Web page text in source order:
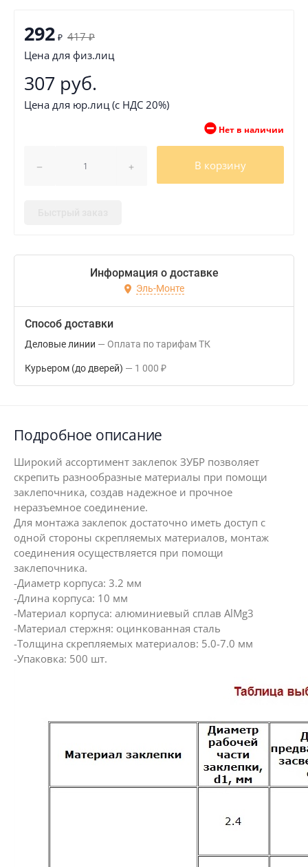
292 ₽ 417 ₽
Цена для физ.лиц
307 руб.
Цена для юр.лиц (с НДС 20%)
Нет в наличии
В корзину
Информация о доставке
Эль-Монте
Способ доставки
Деловые линии Оплата по тарифам ТК
Курьером (до дверей) 1 000 ₽
Подробное описание
Широкий ассортимент заклепок ЗУБР позволяет
скрепить разнообразные материалы при помощи
заклепочника, создав надежное и прочное
неразъемное соединение.
Для монтажа заклепок достаточно иметь доступ с
одной стороны скрепляемых материалов, монтаж
соединения осуществляется при помощи
заклепочника.
-Диаметр корпуса: 3.2 мм
-Длина корпуса: 10 мм
-Материал корпуса: алюминиевый сплав AlMg3
-Материал стержня: оцинкованная сталь
-Толщина скрепляемых материалов: 5.0-7.0 мм
-Упаковка: 500 шт.